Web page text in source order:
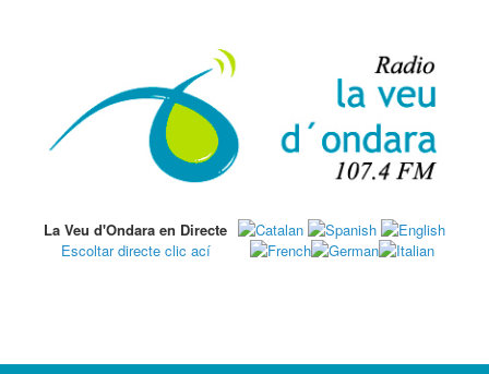
La Veu d'Ondara en Directe
Escoltar directe clic ací